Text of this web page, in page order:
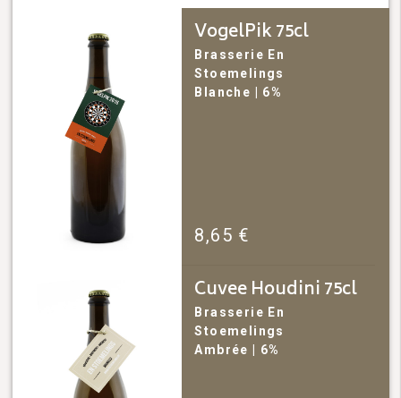
VogelPik 75cl
Brasserie En
Stoemelings
Blanche
| 6%
8,65 €
Cuvee Houdini 75cl
Brasserie En
Stoemelings
Ambrée
| 6%